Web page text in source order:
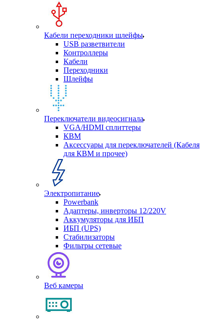
Кабели переходники шлейфы
USB разветвители
Контроллеры
Кабели
Переходники
Шлейфы
Переключатели видеосигнала
VGA/HDMI сплиттеры
КВМ
Аксессуары для переключателей (Кабеля
для КВМ и прочее)
Электропитание
Powerbank
Адаптеры, инверторы 12/220V
Аккумуляторы для ИБП
ИБП (UPS)
Стабилизаторы
Фильтры сетевые
Веб камеры